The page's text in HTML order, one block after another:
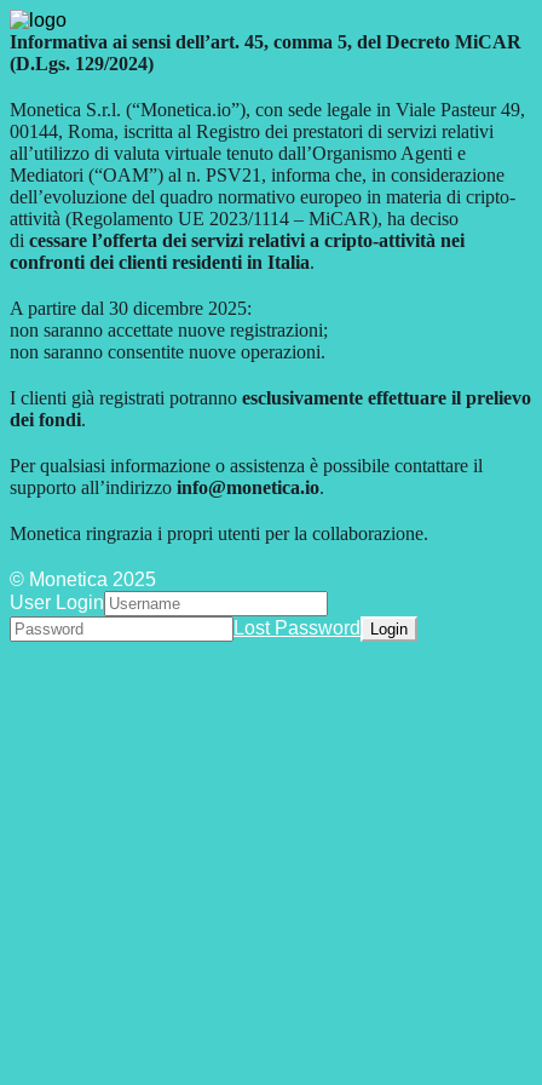
Informativa ai sensi dell’art. 45, comma 5, del Decreto MiCAR
(D.Lgs. 129/2024)
Monetica S.r.l. (“Monetica.io”), con sede legale in Viale Pasteur 49,
00144, Roma, iscritta al Registro dei prestatori di servizi relativi
all’utilizzo di valuta virtuale tenuto dall’Organismo Agenti e
Mediatori (“OAM”) al n. PSV21, informa che, in considerazione
dell’evoluzione del quadro normativo europeo in materia di cripto-
attività (Regolamento UE 2023/1114 – MiCAR), ha deciso
di cessare l’offerta dei servizi relativi a cripto-attività nei
confronti dei clienti residenti in Italia.
A partire dal 30 dicembre 2025:
non saranno accettate nuove registrazioni;
non saranno consentite nuove operazioni.
I clienti già registrati potranno esclusivamente effettuare il prelievo
dei fondi.
Per qualsiasi informazione o assistenza è possibile contattare il
supporto all’indirizzo info@monetica.io.
Monetica ringrazia i propri utenti per la collaborazione.
© Monetica 2025
User Login
Lost Password